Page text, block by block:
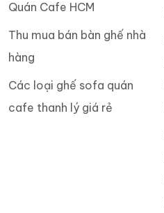
Quán Cafe HCM
Thu mua bán bàn ghế nhà
hàng
Các loại ghế sofa quán
cafe thanh lý giá rẻ